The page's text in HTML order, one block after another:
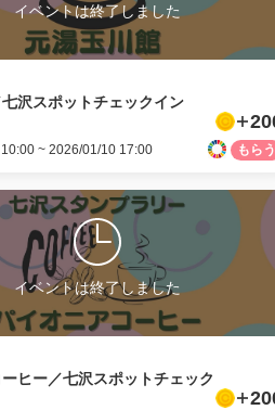
イベントは終了しました
沢スポットチェックイン
~ 2026/01/10 17:00
イベントは終了しました
ヒー／七沢スポットチェック